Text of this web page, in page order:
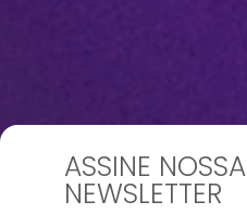
ASSINE NOSSA
NEWSLETTER